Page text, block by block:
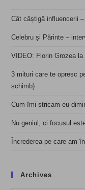
Cât câștigă influencerii
Celebru și Părinte –
VIDEO: Florin Grozea
3 mituri care te opresc
schimb)
Cum îmi stricam eu
Nu geniul, ci focusul
Încrederea pe care am
Archives